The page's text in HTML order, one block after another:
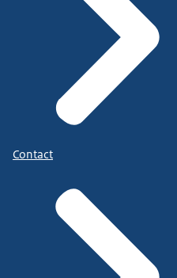
Contact